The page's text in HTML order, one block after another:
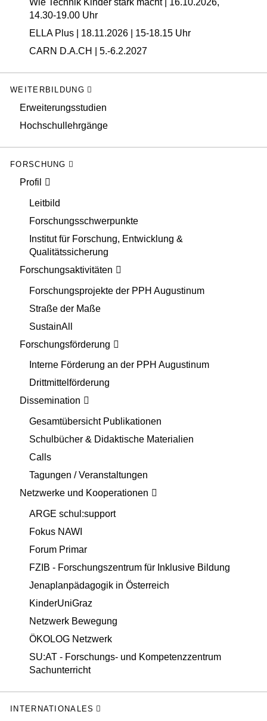
Wie Technik Kinder stark macht | 16.10.2026,
14.30-19.00 Uhr
ELLA Plus | 18.11.2026 | 15-18.15 Uhr
CARN D.A.CH | 5.-6.2.2027
WEITERBILDUNG
Erweiterungsstudien
Hochschullehrgänge
FORSCHUNG
Profil
Leitbild
Forschungsschwerpunkte
Institut für Forschung, Entwicklung &
Qualitätssicherung
Forschungsaktivitäten
Forschungsprojekte der PPH Augustinum
Straße der Maße
SustainAll
Forschungsförderung
Interne Förderung an der PPH Augustinum
Drittmittelförderung
Dissemination
Gesamtübersicht Publikationen
Schulbücher & Didaktische Materialien
Calls
Tagungen / Veranstaltungen
Netzwerke und Kooperationen
ARGE schul:support
Fokus NAWI
Forum Primar
FZIB - Forschungszentrum für Inklusive Bildung
Jenaplanpädagogik in Österreich
KinderUniGraz
Netzwerk Bewegung
ÖKOLOG Netzwerk
SU:AT - Forschungs- und Kompetenzzentrum
Sachunterricht
INTERNATIONALES